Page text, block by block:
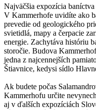
Najväčšia expozícia baníctva
V Kammerhofe uvidíte ako
prevedie od geologického
svietidlá, mapy a čerpacie
energie. Zachytáva históriu
storočie. Budova
jedna z najcennejších
Štiavnice, kedysi sídlo
Ak budete počas
Kammerhofu určite
aj v ďalších expozíciách